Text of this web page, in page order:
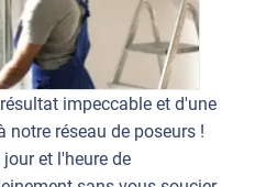
impeccable et d'une
notre réseau de poseurs !
et l'heure de